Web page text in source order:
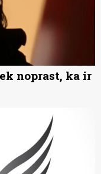
noprast, ka ir